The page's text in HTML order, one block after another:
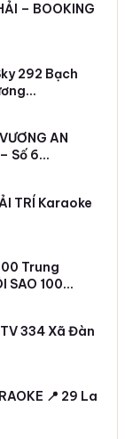
– BOOKING
292 Bạch
AN
Số 6…
TRÍ Karaoke
Trung
SAO 100…
334 Xã Đàn
📍 29 La